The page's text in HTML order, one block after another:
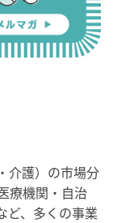
介護）の市場分
療機関・自治
ど、多くの事業